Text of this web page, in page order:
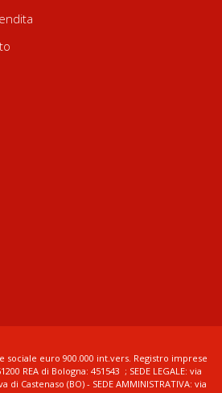
sociale euro 900.000 int.vers. Registro imprese
REA di Bologna: 451543 ; SEDE LEGALE: via
di Castenaso (BO) - SEDE AMMINISTRATIVA: via